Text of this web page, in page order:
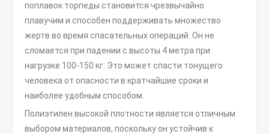
поплавок торпеды становится чрезвычайно
плавучим и способен поддерживать множество
жертв во время спасательных операций. Он не
сломается при падении с высоты 4 метра при
нагрузке 100-150 кг. Это может спасти тонущего
человека от опасности в кратчайшие сроки и
наиболее удобным способом.
Полиэтилен высокой плотности является отличным
выбором материалов, поскольку он устойчив к